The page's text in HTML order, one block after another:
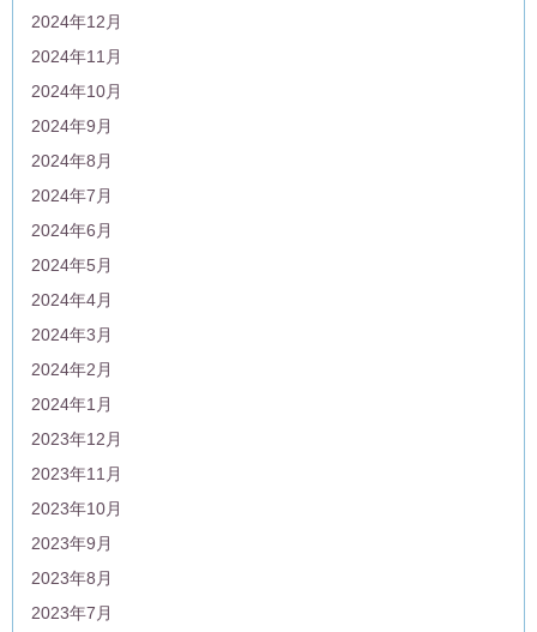
2024年12月
2024年11月
2024年10月
2024年9月
2024年8月
2024年7月
2024年6月
2024年5月
2024年4月
2024年3月
2024年2月
2024年1月
2023年12月
2023年11月
2023年10月
2023年9月
2023年8月
2023年7月